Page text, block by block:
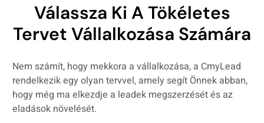
Válassza Ki A Tökéletes
Tervet Vállalkozása Számára
Nem számít, hogy mekkora a vállalkozása, a CmyLead
rendelkezik egy olyan tervvel, amely segít Önnek abban,
hogy még ma elkezdje a leadek megszerzését és az
eladások növelését.